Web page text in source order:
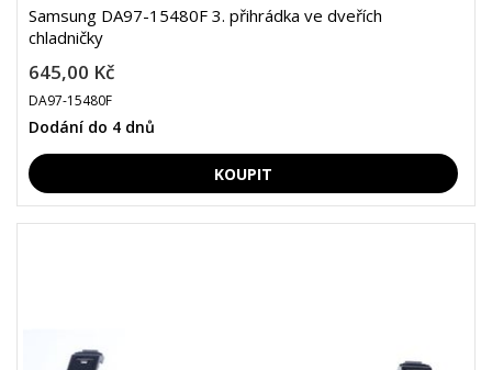
Samsung DA97-15480F 3. přihrádka ve dveřích
chladničky
645,00 Kč
DA97-15480F
Dodání do 4 dnů